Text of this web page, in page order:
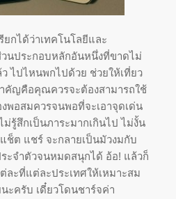
กได้ว่าเทคโนโลยีและ
วนประกอบหลักอันหนึ่งที่ขาดไม่
ไปไหนพกไปด้วย ช่วยให้เที่ยว
คัญคือคุณควรจะต้องสามารถใช้
พอสมควรจนพอที่จะเอาจุดเด่น
รู้สึกเป็นภาระมากเกินไป ไม่งั้น
ช็ต แชร์ จะกลายเป็นมัวงมกับ
จำตัวจนหมดสนุกได้ อ้อ! แล้วก็
ละที่แต่ละประเทศให้เหมาะสม
ะครับ เดี๋ยวโดนชาร์จค่า